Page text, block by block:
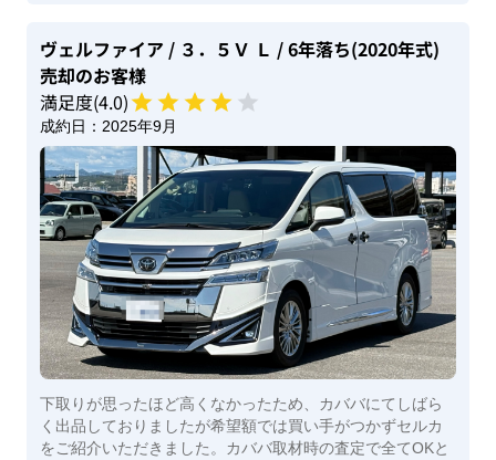
ヴェルファイア / ３．５Ｖ Ｌ / 6年落ち(2020年式)
売却のお客様
満足度(4.0)
成約日： 2025年9月
下取りが思ったほど高くなかったため、カババにてしばら
く出品しておりましたが希望額では買い手がつかずセルカ
をご紹介いただきました。カババ取材時の査定で全てOKと